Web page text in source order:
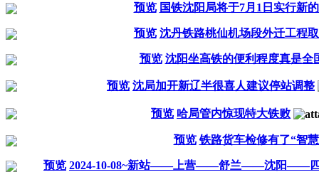
预览 国铁沈阳局将于7月1日实行新
预览 沈丹铁路桃仙机场段外迁工程
预览 沈阳坐高铁的便利程度真是全
预览 沈局加开新辽半很喜人建议停站调整
预览 哈局管内惊现特大铁败
预览 铁路货车检修有了“智
预览 2024-10-08~新站——上营——舒兰——沈阳——